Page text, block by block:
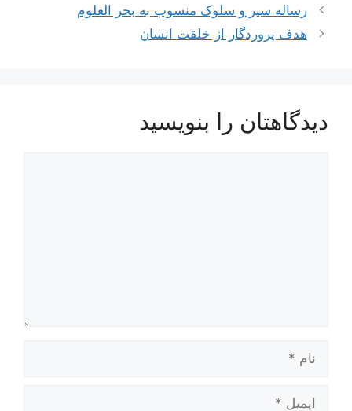
ناوبری
نوشته‌ها
رساله سیر و سلوک منسوب به بحر العلوم
هدف پروردگار از خلقت انسان
دیدگاهتان را بنویسید